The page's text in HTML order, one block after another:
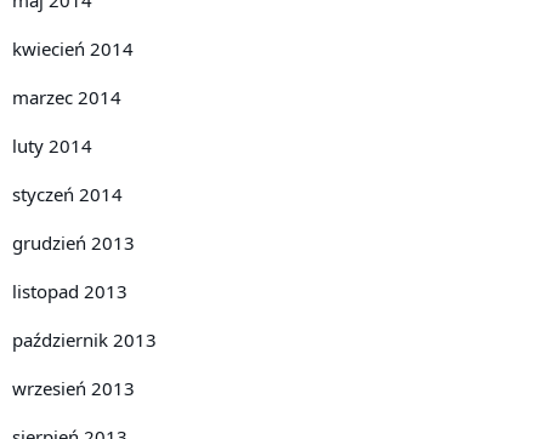
kwiecień 2014
marzec 2014
luty 2014
styczeń 2014
grudzień 2013
listopad 2013
październik 2013
wrzesień 2013